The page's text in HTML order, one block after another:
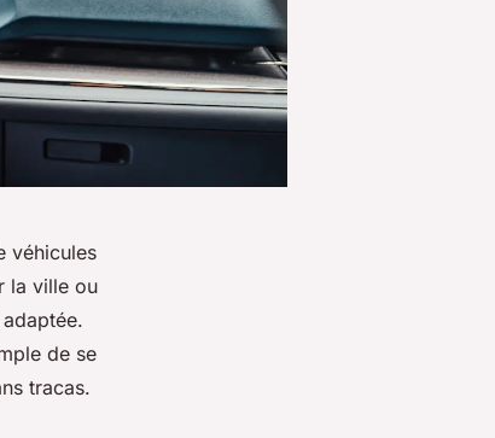
véhicules
la ville ou
de se
tracas.